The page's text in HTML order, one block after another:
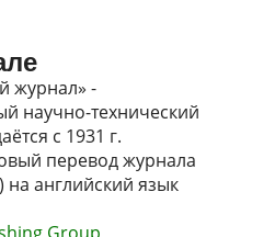
журнал» -
научно-технический
с 1931 г.
перевод журнала
на английский язык